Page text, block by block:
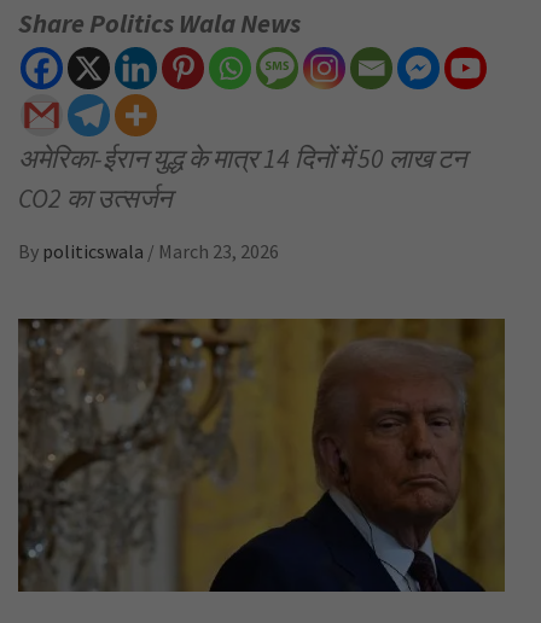
Share Politics Wala News
अमेरिका-ईरान युद्ध के मात्र 14 दिनों में 50 लाख टन
CO2 का उत्सर्जन
By politicswala / March 23, 2026